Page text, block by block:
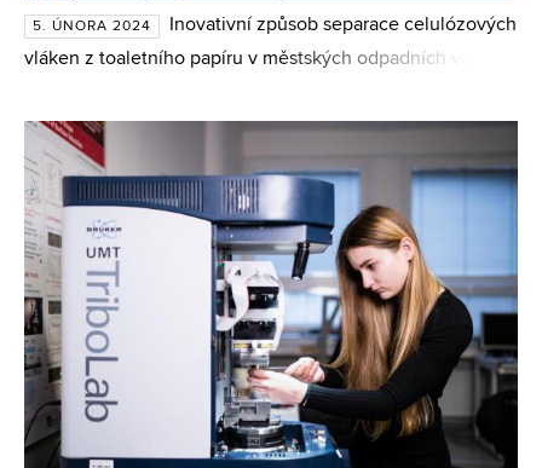
5. ÚNORA 2024
Inovativní způsob separace celulózových
vláken z toaletního papíru v městských odpadních vodách
Rodačka ze srbského Bělehradu, která se desítky let ž